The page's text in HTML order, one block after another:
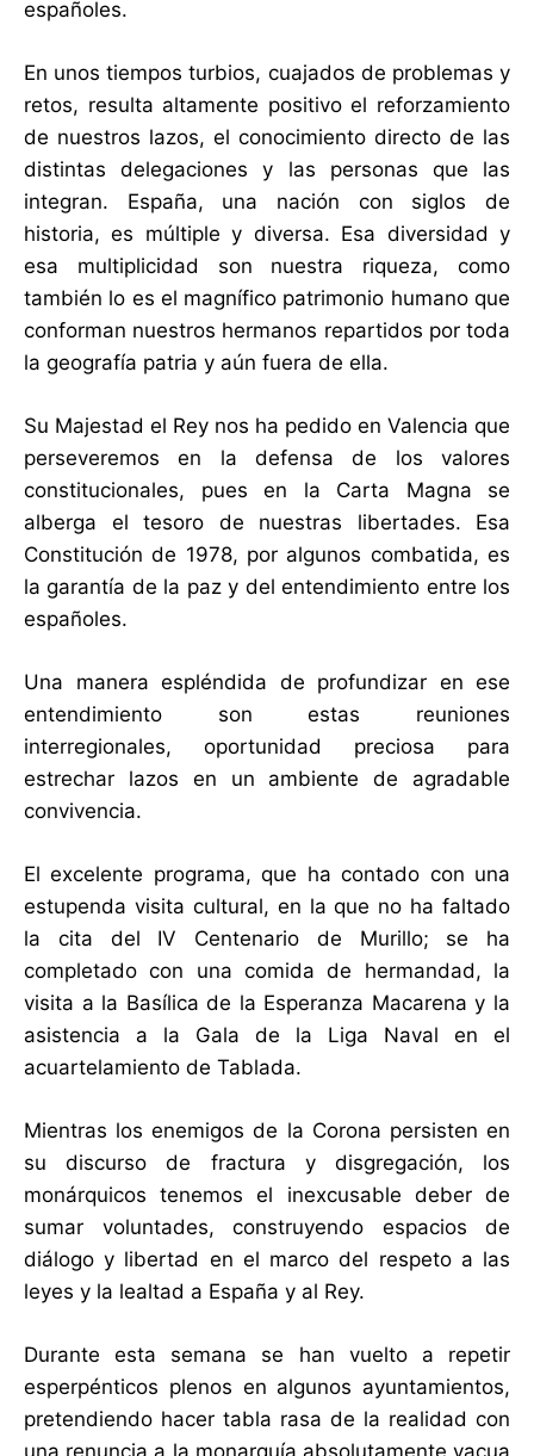
españoles.
En unos tiempos turbios, cuajados de problemas y
retos, resulta altamente positivo el reforzamiento
de nuestros lazos, el conocimiento directo de las
distintas delegaciones y las personas que las
integran. España, una nación con siglos de
historia, es múltiple y diversa. Esa diversidad y
esa multiplicidad son nuestra riqueza, como
también lo es el magnífico patrimonio humano que
conforman nuestros hermanos repartidos por toda
la geografía patria y aún fuera de ella.
Su Majestad el Rey nos ha pedido en Valencia que
perseveremos en la defensa de los valores
constitucionales, pues en la Carta Magna se
alberga el tesoro de nuestras libertades. Esa
Constitución de 1978, por algunos combatida, es
la garantía de la paz y del entendimiento entre los
españoles.
Una manera espléndida de profundizar en ese
entendimiento son estas reuniones
interregionales, oportunidad preciosa para
estrechar lazos en un ambiente de agradable
convivencia.
El excelente programa, que ha contado con una
estupenda visita cultural, en la que no ha faltado
la cita del IV Centenario de Murillo; se ha
completado con una comida de hermandad, la
visita a la Basílica de la Esperanza Macarena y la
asistencia a la Gala de la Liga Naval en el
acuartelamiento de Tablada.
Mientras los enemigos de la Corona persisten en
su discurso de fractura y disgregación, los
monárquicos tenemos el inexcusable deber de
sumar voluntades, construyendo espacios de
diálogo y libertad en el marco del respeto a las
leyes y la lealtad a España y al Rey.
Durante esta semana se han vuelto a repetir
esperpénticos plenos en algunos ayuntamientos,
pretendiendo hacer tabla rasa de la realidad con